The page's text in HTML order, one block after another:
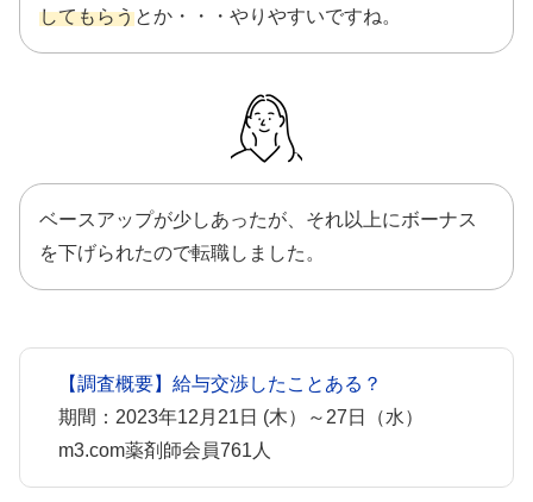
してもらうとか・・・やりやすいですね。
ベースアップが少しあったが、それ以上にボーナス
を下げられたので転職しました。
【調査概要】給与交渉したことある？
期間：2023年12月21日 (木）～27日（水）
m3.com薬剤師会員761人